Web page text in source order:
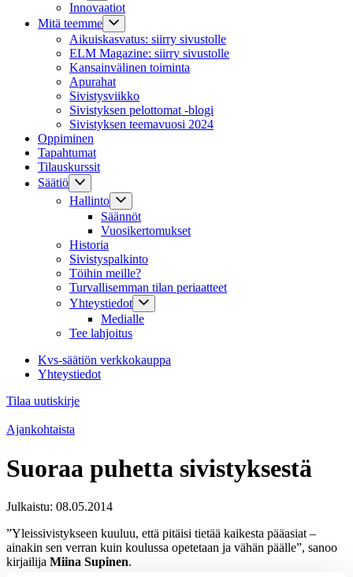
Innovaatiot
Mitä teemme
Aikuiskasvatus: siirry sivustolle
ELM Magazine: siirry sivustolle
Kansainvälinen toiminta
Apurahat
Sivistysviikko
Sivistyksen pelottomat -blogi
Sivistyksen teemavuosi 2024
Oppiminen
Tapahtumat
Tilauskurssit
Säätiö
Hallinto
Säännöt
Vuosikertomukset
Historia
Sivistyspalkinto
Töihin meille?
Turvallisemman tilan periaatteet
Yhteystiedot
Medialle
Tee lahjoitus
Kvs-säätiön verkkokauppa
Yhteystiedot
Tilaa uutiskirje
Ajankohtaista
Suoraa puhetta sivistyksestä
Julkaistu: 08.05.2014
”Yleissivistykseen kuuluu, että pitäisi tietää kaikesta pääasiat –
ainakin sen verran kuin koulussa opetetaan ja vähän päälle”, sanoo
kirjailija Miina Supinen.